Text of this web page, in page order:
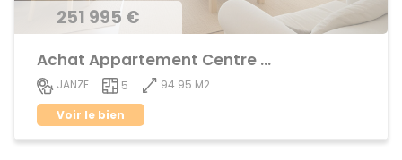
251 995 €
Achat Appartement Centre ville
JANZE 5
94.95 M2
Voir le bien